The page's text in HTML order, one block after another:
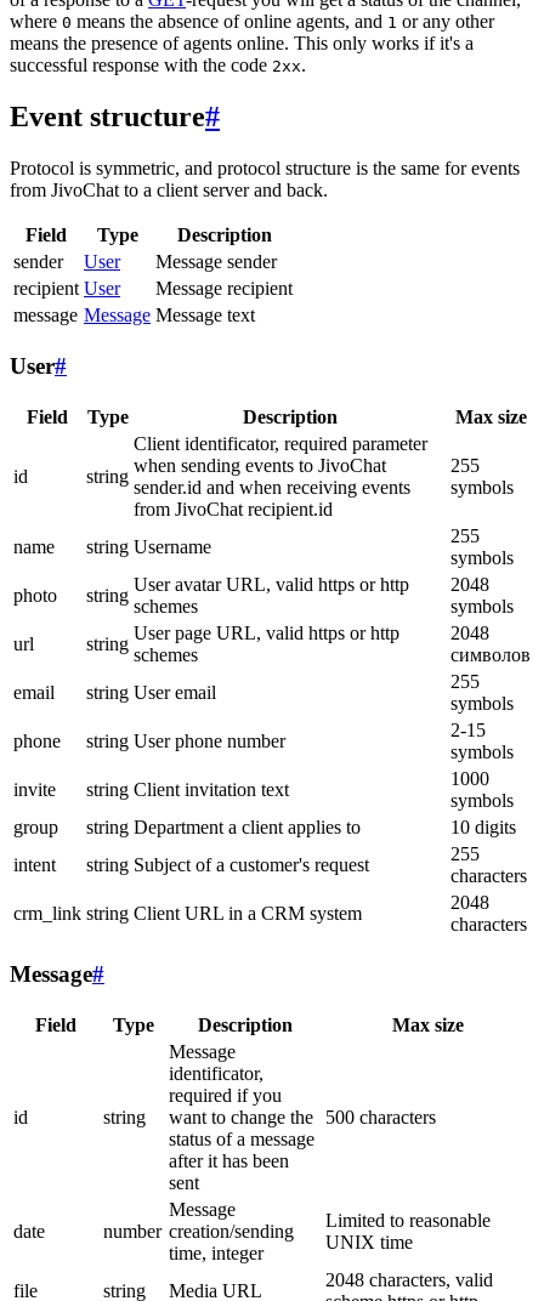
where 0 means the absence of online agents, and 1 or any other
means the presence of agents online. This only works if it's a
successful response with the code 2xx.
Event structure#
Protocol is symmetric, and protocol structure is the same for events
from JivoChat to a client server and back.
Field Type
Description
sender
User
Message sender
recipient User
Message recipient
message Message Message text
User#
Field Type Description Max size
id string
Client identificator, required parameter
when sending events to JivoChat
sender.id and when receiving events
from JivoChat recipient.id
255
symbols
name string Username
255
symbols
photo
string
User avatar URL, valid https or http
schemes
2048
symbols
url
string
User page URL, valid https or http
schemes
2048
символов
email
string User email
255
symbols
phone
string User phone number
2-15
symbols
invite
string Client invitation text
1000
symbols
group
string Department a client applies to
10 digits
intent
string Subject of a customer's request
255
characters
crm_link string Client URL in a CRM system
2048
characters
Message#
Field Type Description Max size
id string
Message
identificator,
required if you
want to change the
status of a message
after it has been
sent
500 characters
date number
Message
creation/sending
time, integer
Limited to reasonable
UNIX time
file string Media URL
2048 characters, valid